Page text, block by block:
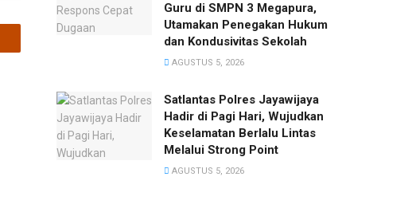
Guru di SMPN 3 Megapura,
Utamakan Penegakan Hukum
dan Kondusivitas Sekolah
AGUSTUS 5, 2026
Satlantas Polres Jayawijaya
Hadir di Pagi Hari, Wujudkan
Keselamatan Berlalu Lintas
Melalui Strong Point
AGUSTUS 5, 2026